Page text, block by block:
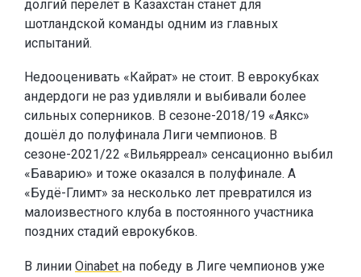
долгий перелёт в Казахстан станет для
шотландской команды одним из главных
испытаний.
Недооценивать «Кайрат» не стоит. В еврокубках
андердоги не раз удивляли и выбивали более
сильных соперников. В сезоне-2018/19 «Аякс»
дошёл до полуфинала Лиги чемпионов. В
сезоне-2021/22 «Вильярреал» сенсационно выбил
«Баварию» и тоже оказался в полуфинале. А
«Будё-Глимт» за несколько лет превратился из
малоизвестного клуба в постоянного участника
поздних стадий еврокубков.
В линии Oinabet на победу в Лиге чемпионов уже